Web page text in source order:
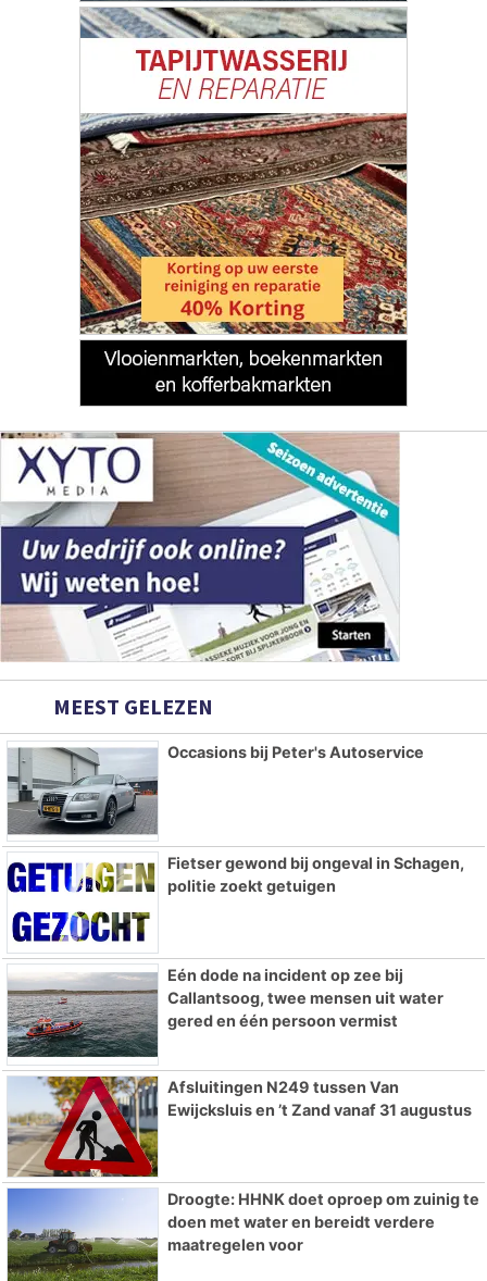
MEEST GELEZEN
Occasions bij Peter's Autoservice
Fietser gewond bij ongeval in Schagen,
politie zoekt getuigen
Eén dode na incident op zee bij
Callantsoog, twee mensen uit water
gered en één persoon vermist
Afsluitingen N249 tussen Van
Ewijcksluis en ’t Zand vanaf 31 augustus
Droogte: HHNK doet oproep om zuinig te
doen met water en bereidt verdere
maatregelen voor